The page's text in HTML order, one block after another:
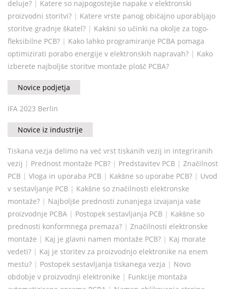
deluje? | Katere so najpogostejše napake v elektronski
proizvodni storitvi? | Katere vrste panog običajno uporabljajo
storitve gradnje škatel? | Kakšni so učinki na okolje za togo-
fleksibilne PCB? | Kako lahko programiranje PCBA pomaga
optimizirati porabo energije v elektronskih napravah? | Kako
izberete najboljše storitve montaže plošč PCBA?
Novice podjetja
IFA 2023 Berlin
Novice iz industrije
Tiskana vezja delimo na več vrst tiskanih vezij in integriranih
vezij | Prednost montaže PCB? | Predstavitev PCB | Značilnost
PCB | Vloga in uporaba PCB | Kakšne so uporabe PCB? | Uvod
v sestavljanje PCB | Kakšne so značilnosti elektronske
montaže? | Najboljše prednosti zunanjega izvajanja vaše
proizvodnje PCBA | Postopek sestavljanja PCB | Kakšne so
prednosti konformnega premaza? | Značilnosti elektronske
montaže | Kaj je glavni namen montaže PCB? | Kaj morate
vedeti? | Kaj je storitev za proizvodnjo elektronike na enem
mestu? | Postopek sestavljanja tiskanega vezja | Novo
obdobje v proizvodnji elektronike | Funkcije montaža